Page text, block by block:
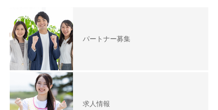
パートナー募集
求人情報